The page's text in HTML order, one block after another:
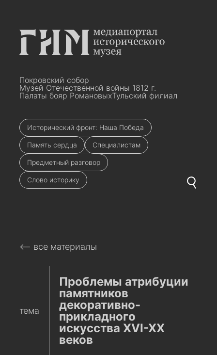
Покровский собор
Музей Отечественной войны 1812 г.
Палаты бояр РомановыхТульский филиал
Исторический фронт: Наша Победа
Память сердца Специалистам
Предметный разговор
Слово историку
⟵ все материалы
тема
Проблемы атрибуции
памятников
декоративно-
прикладного
искусства XVI-XX
веков